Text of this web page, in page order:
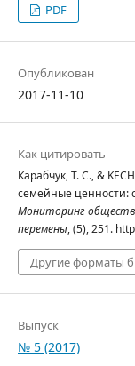
PDF
Опубликован
2017-11-10
Как цитировать
Карабчук, Т. С., &
семейные ценности:
Мониторинг
перемены, (5), 251.
Другие форматы
Выпуск
№ 5 (2017)